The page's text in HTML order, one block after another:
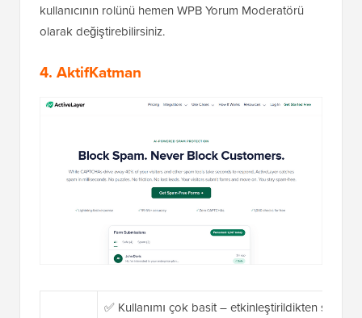
kullanıcının rolünü hemen WPB Yorum Moderatörü
olarak değiştirebilirsiniz.
4. AktifKatman
✅ Kullanımı çok basit – etkinleştirildikten sonra